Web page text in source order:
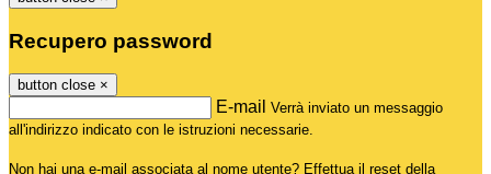
Recupero password
button close ×
E-mail Verrà inviato un messaggio
all'indirizzo indicato con le istruzioni necessarie.
Non hai una e-mail associata al nome utente? Effettua il reset della